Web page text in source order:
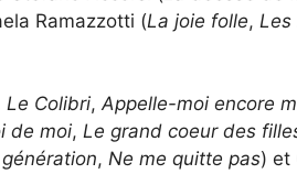
Ramazzotti (La joie folle, Les
Le Colibri,Appelle-moi encore
de moi, Le grand coeur des
, Ne me quitte pas) et